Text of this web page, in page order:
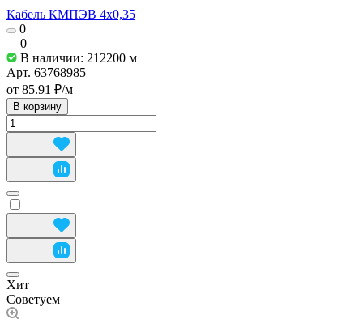
Кабель КМПЭВ 4х0,35
0
0
В наличии: 212200 м
Арт. 63768985
от 85.91 ₽/м
В корзину
Хит
Советуем